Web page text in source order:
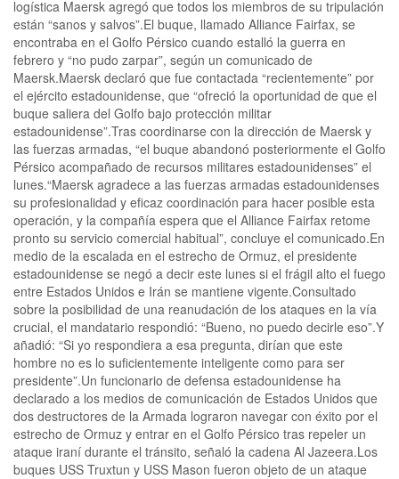
logística Maersk agregó que todos los miembros de su tripulación
están “sanos y salvos”.El buque, llamado Alliance Fairfax, se
encontraba en el Golfo Pérsico cuando estalló la guerra en
febrero y “no pudo zarpar”, según un comunicado de
Maersk.Maersk declaró que fue contactada “recientemente” por
el ejército estadounidense, que “ofreció la oportunidad de que el
buque saliera del Golfo bajo protección militar
estadounidense”.Tras coordinarse con la dirección de Maersk y
las fuerzas armadas, “el buque abandonó posteriormente el Golfo
Pérsico acompañado de recursos militares estadounidenses” el
lunes.“Maersk agradece a las fuerzas armadas estadounidenses
su profesionalidad y eficaz coordinación para hacer posible esta
operación, y la compañía espera que el Alliance Fairfax retome
pronto su servicio comercial habitual”, concluye el comunicado.En
medio de la escalada en el estrecho de Ormuz, el presidente
estadounidense se negó a decir este lunes si el frágil alto el fuego
entre Estados Unidos e Irán se mantiene vigente.Consultado
sobre la posibilidad de una reanudación de los ataques en la vía
crucial, el mandatario respondió: “Bueno, no puedo decirle eso”.Y
añadió: “Si yo respondiera a esa pregunta, dirían que este
hombre no es lo suficientemente inteligente como para ser
presidente”.Un funcionario de defensa estadounidense ha
declarado a los medios de comunicación de Estados Unidos que
dos destructores de la Armada lograron navegar con éxito por el
estrecho de Ormuz y entrar en el Golfo Pérsico tras repeler un
ataque iraní durante el tránsito, señaló la cadena Al Jazeera.Los
buques USS Truxtun y USS Mason fueron objeto de un ataque